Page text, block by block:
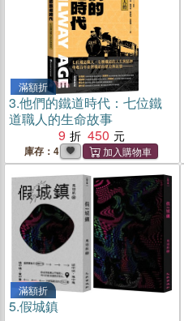
滿額折
3.他們的鐵道時代：七位鐵
道職人的生命故事
9
450
庫存：4
滿額折
5.假城鎮